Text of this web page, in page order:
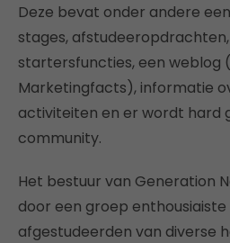
Deze bevat onder andere
stages,
startersfuncties, een weblog
Marketingfacts), informatie
activiteiten en er wordt hard
community.
Het bestuur van Generation
door een groep
afgestudeerden van diverse